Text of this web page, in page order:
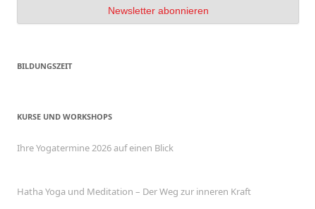
BILDUNGSZEIT
KURSE UND WORKSHOPS
Ihre Yogatermine 2026 auf einen Blick
Hatha Yoga und Meditation – Der Weg zur inneren Kraft